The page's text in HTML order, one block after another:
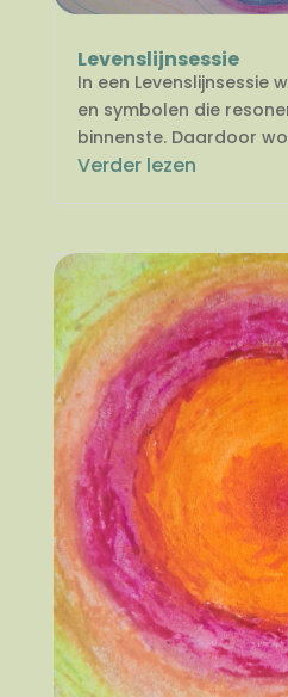
Levenslijnsessie
In een Levenslijnsessie
en symbolen die
binnenste. Daardoor
Verder lezen